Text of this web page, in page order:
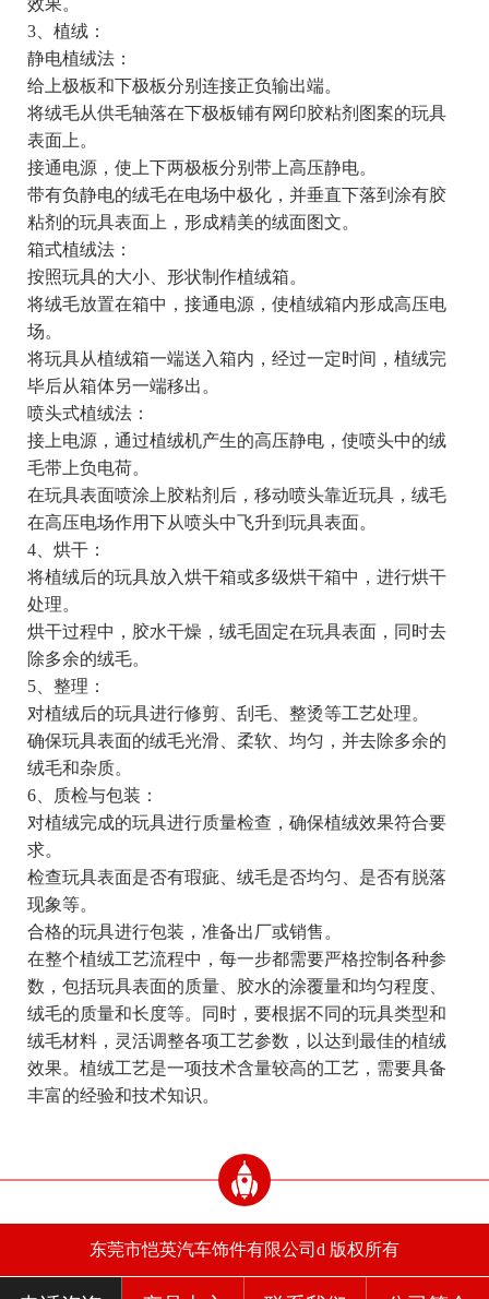
效果。
3、植绒：
静电植绒法：
给上极板和下极板分别连接正负输出端。
将绒毛从供毛轴落在下极板铺有网印胶粘剂图案的玩具
表面上。
接通电源，使上下两极板分别带上高压静电。
带有负静电的绒毛在电场中极化，并垂直下落到涂有胶
粘剂的玩具表面上，形成精美的绒面图文。
箱式植绒法：
按照玩具的大小、形状制作植绒箱。
将绒毛放置在箱中，接通电源，使植绒箱内形成高压电
场。
将玩具从植绒箱一端送入箱内，经过一定时间，植绒完
毕后从箱体另一端移出。
喷头式植绒法：
接上电源，通过植绒机产生的高压静电，使喷头中的绒
毛带上负电荷。
在玩具表面喷涂上胶粘剂后，移动喷头靠近玩具，绒毛
在高压电场作用下从喷头中飞升到玩具表面。
4、烘干：
将植绒后的玩具放入烘干箱或多级烘干箱中，进行烘干
处理。
烘干过程中，胶水干燥，绒毛固定在玩具表面，同时去
除多余的绒毛。
5、整理：
对植绒后的玩具进行修剪、刮毛、整烫等工艺处理。
确保玩具表面的绒毛光滑、柔软、均匀，并去除多余的
绒毛和杂质。
6、质检与包装：
对植绒完成的玩具进行质量检查，确保植绒效果符合要
求。
检查玩具表面是否有瑕疵、绒毛是否均匀、是否有脱落
现象等。
合格的玩具进行包装，准备出厂或销售。
在整个植绒工艺流程中，每一步都需要严格控制各种参
数，包括玩具表面的质量、胶水的涂覆量和均匀程度、
绒毛的质量和长度等。同时，要根据不同的玩具类型和
绒毛材料，灵活调整各项工艺参数，以达到最佳的植绒
效果。植绒工艺是一项技术含量较高的工艺，需要具备
丰富的经验和技术知识。
东莞市恺英汽车饰件有限公司d 版权所有